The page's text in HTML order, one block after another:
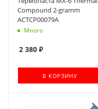
Compound 2-gramm
ACTCP00079A
Много
2 380 ₽
В КОРЗИНУ